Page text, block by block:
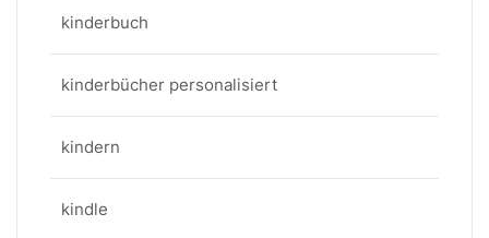
kinderbuch
kinderbücher personalisiert
kindern
kindle